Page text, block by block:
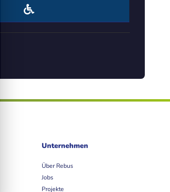
Unternehmen
Über Rebus
Jobs
Projekte